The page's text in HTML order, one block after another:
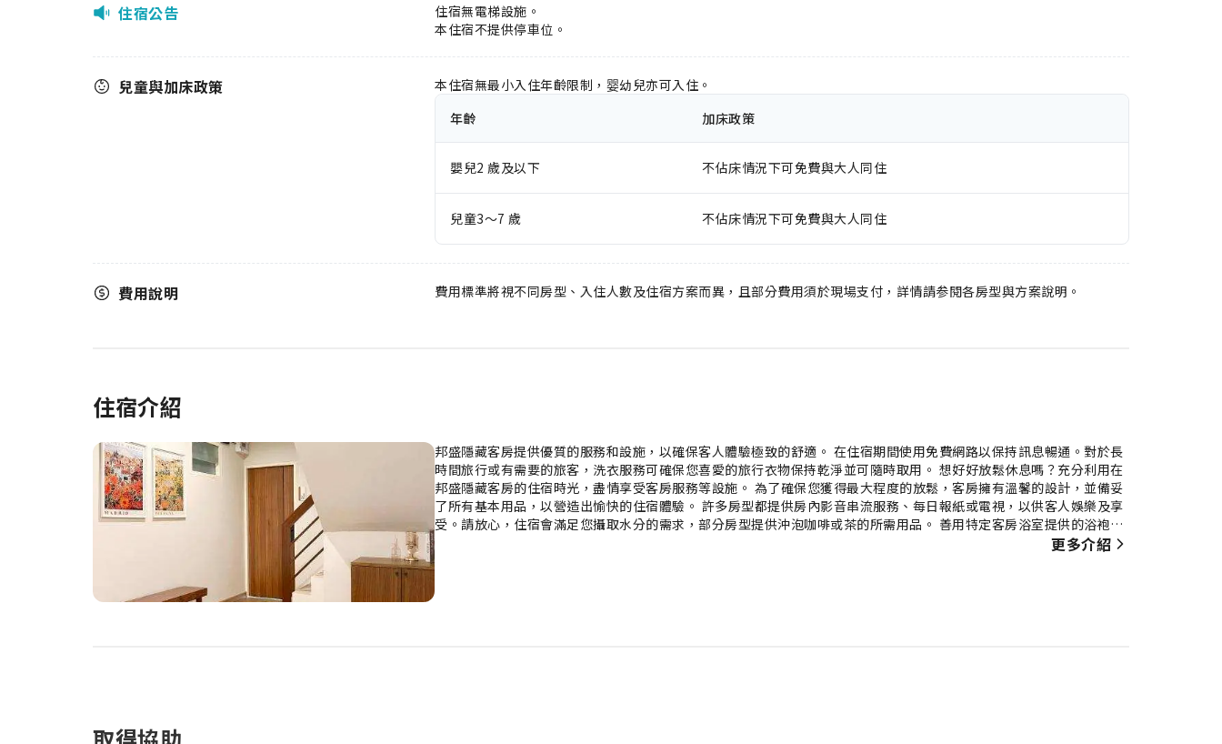
住宿公告
住宿無電梯設施。
本住宿不提供停車位。
兒童與加床政策
本住宿無最小入住年齡限制，婴幼兒亦可入住。
年齡
加床政策
嬰兒2 歲及以下 不佔床情況下可免費與大人同住
兒童3～7 歲 不佔床情況下可免費與大人同住
費用說明 費用標準將視不同房型、入住人數及住宿方案而異，且部分費用須於現場支付，詳情請参閱各房型與方案說明。
住宿介紹
邦盛隱藏客房提供優質的服務和設施，以確保客人體驗極致的舒適。 在住宿期間使用免費網路以保持訊息暢通。對於長
時間旅行或有需要的旅客，洗衣服務可確保您喜愛的旅行衣物保持乾淨並可隨時取用。 想好好放鬆休息嗎？充分利用在
邦盛隱藏客房的住宿時光，盡情享受客房服務等設施。 為了確保您獲得最大程度的放鬆，客房擁有溫馨的設計，並備妥
了所有基本用品，以營造出愉快的住宿體驗。 許多房型都提供房內影音串流服務、每日報紙或電視，以供客人娛樂及享
受。請放心，住宿會滿足您攝取水分的需求，部分房型提供沖泡咖啡或茶的所需用品。 善用特定客房浴室提供的浴袍、
更多介紹